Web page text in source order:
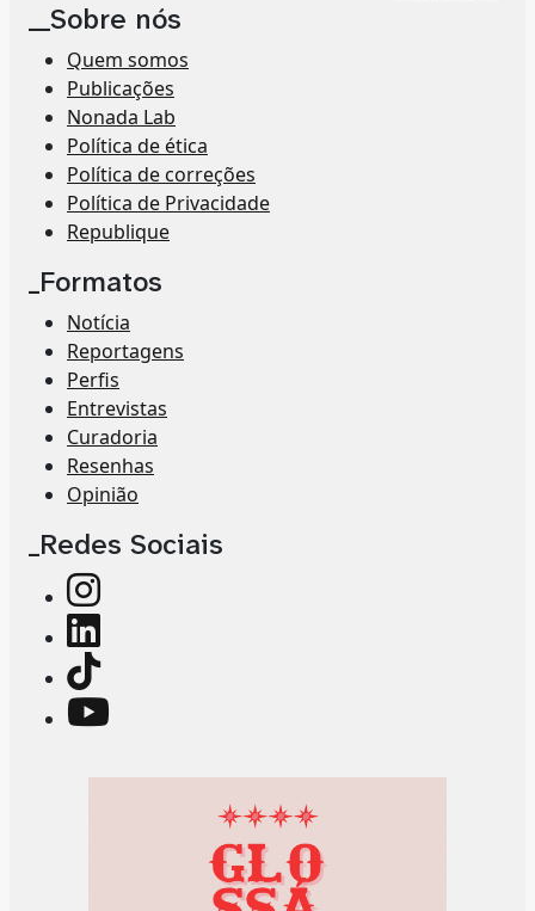
__Sobre nós
Quem somos
Publicações
Nonada Lab
Política de ética
Política de correções
Política de Privacidade
Republique
_Formatos
Notícia
Reportagens
Perfis
Entrevistas
Curadoria
Resenhas
Opinião
_Redes Sociais